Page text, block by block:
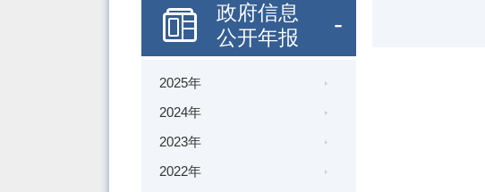
政府信息
公开年报
2025年
2024年
2023年
2022年